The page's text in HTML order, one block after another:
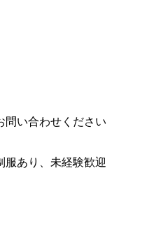
問い合わせください
服あり、未経験歓迎